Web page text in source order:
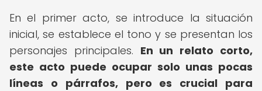
En el primer acto, se introduce la situación
inicial, se establece el tono y se presentan los
personajes principales. En un relato corto,
este acto puede ocupar solo unas pocas
líneas o párrafos, pero es crucial para